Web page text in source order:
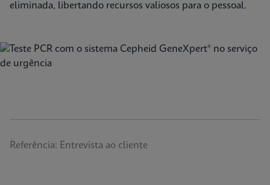
eliminada, libertando recursos valiosos para o pessoal.
Referência: Entrevista ao cliente